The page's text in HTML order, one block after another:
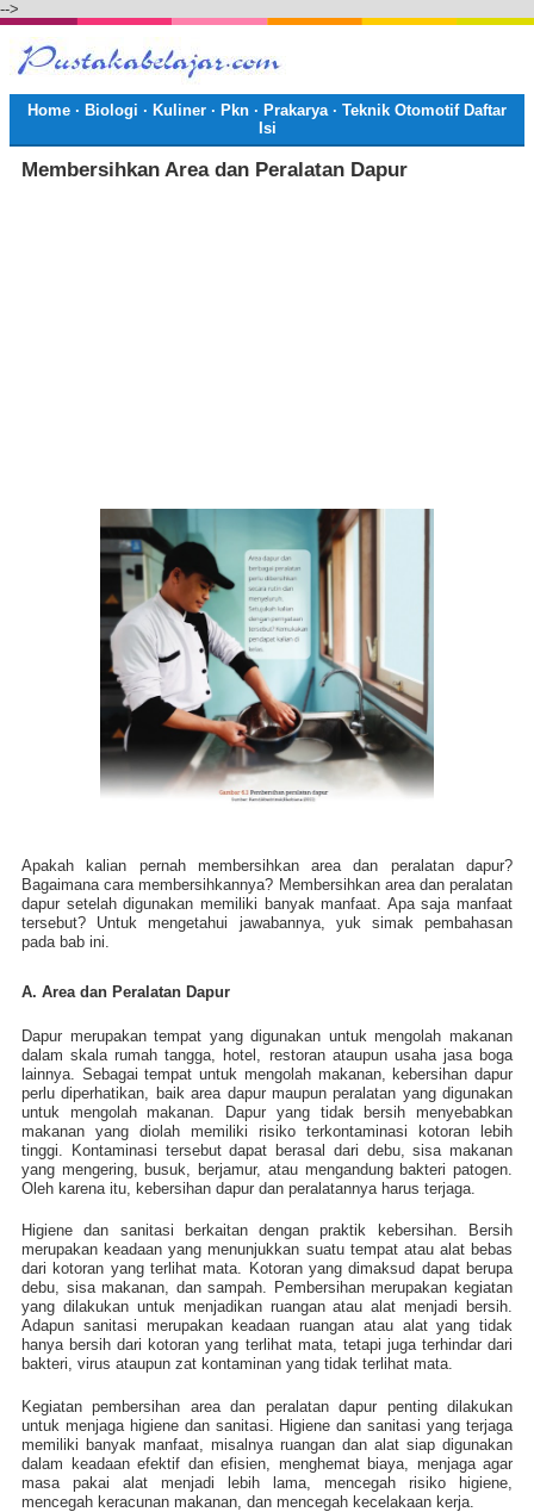
-->
Home · Biologi · Kuliner · Pkn · Prakarya· Teknik Otomotif Daftar
Isi
Membersihkan Area dan Peralatan Dapur
Apakah kalian pernah membersihkan area dan peralatan dapur?
Bagaimana cara membersihkannya? Membersihkan area dan peralatan
dapur setelah digunakan memiliki banyak manfaat. Apa saja manfaat
tersebut? Untuk mengetahui jawabannya, yuk simak pembahasan
pada bab ini.
A. Area dan Peralatan Dapur
Dapur merupakan tempat yang digunakan untuk mengolah makanan
dalam skala rumah tangga, hotel, restoran ataupun usaha jasa boga
lainnya. Sebagai tempat untuk mengolah makanan, kebersihan dapur
perlu diperhatikan, baik area dapur maupun peralatan yang digunakan
untuk mengolah makanan. Dapur yang tidak bersih menyebabkan
makanan yang diolah memiliki risiko terkontaminasi kotoran lebih
tinggi. Kontaminasi tersebut dapat berasal dari debu, sisa makanan
yang mengering, busuk, berjamur, atau mengandung bakteri patogen.
Oleh karena itu, kebersihan dapur dan peralatannya harus terjaga.
Higiene dan sanitasi berkaitan dengan praktik kebersihan. Bersih
merupakan keadaan yang menunjukkan suatu tempat atau alat bebas
dari kotoran yang terlihat mata. Kotoran yang dimaksud dapat berupa
debu, sisa makanan, dan sampah. Pembersihan merupakan kegiatan
yang dilakukan untuk menjadikan ruangan atau alat menjadi bersih.
Adapun sanitasi merupakan keadaan ruangan atau alat yang tidak
hanya bersih dari kotoran yang terlihat mata, tetapi juga terhindar dari
bakteri, virus ataupun zat kontaminan yang tidak terlihat mata.
Kegiatan pembersihan area dan peralatan dapur penting dilakukan
untuk menjaga higiene dan sanitasi. Higiene dan sanitasi yang terjaga
memiliki banyak manfaat, misalnya ruangan dan alat siap digunakan
dalam keadaan efektif dan efisien, menghemat biaya, menjaga agar
masa pakai alat menjadi lebih lama, mencegah risiko higiene,
mencegah keracunan makanan, dan mencegah kecelakaan kerja.